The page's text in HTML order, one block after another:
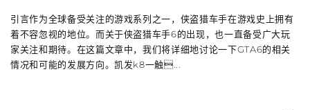
引言作为全球备受关注的游戏系列之一，侠盗猎车手在游戏史上拥有
着不容忽视的地位。而关于侠盗猎车手6的出现，也一直备受广大玩
家关注和期待。在这篇文章中，我们将详细地讨论一下GTA6的相关
情况和可能的发展方向。凯发k8一触...